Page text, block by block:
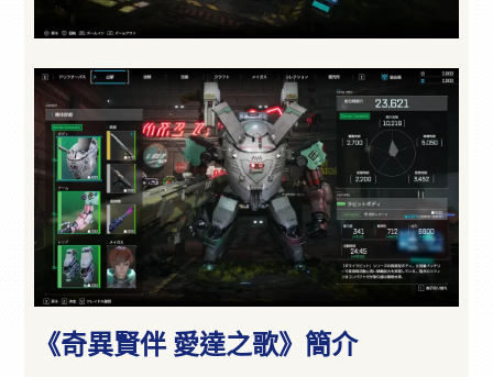
《奇異賢伴 愛達之歌》簡介